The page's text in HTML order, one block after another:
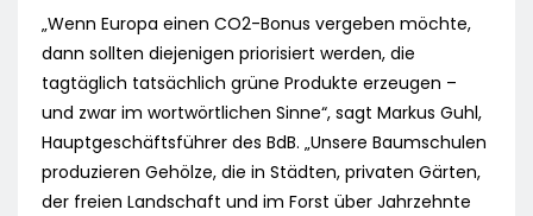
„Wenn Europa einen CO2-Bonus vergeben möchte,
dann sollten diejenigen priorisiert werden, die
tagtäglich tatsächlich grüne Produkte erzeugen –
und zwar im wortwörtlichen Sinne“, sagt Markus Guhl,
Hauptgeschäftsführer des BdB. „Unsere Baumschulen
produzieren Gehölze, die in Städten, privaten Gärten,
der freien Landschaft und im Forst über Jahrzehnte